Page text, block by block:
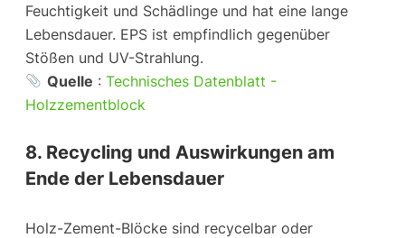
Feuchtigkeit und Schädlinge und hat eine lange
Lebensdauer. EPS ist empfindlich gegenüber
Stößen und UV-Strahlung.
Quelle : Technisches Datenblatt -
Holzzementblock
8. Recycling und Auswirkungen am
Ende der Lebensdauer
Holz-Zement-Blöcke sind recycelbar oder